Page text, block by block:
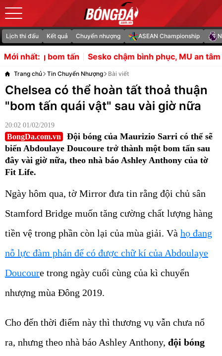
Lịch thi đấu Kết quả Chuyển nhượng ASEAN Championship
Mới nhất:
Sesko chậm bình phục, MU an tâm nhờ tiền sử ít chấn
Trang chủ Tin Chuyển Nhượng Bài viết
Chelsea có thể hoàn tất thoả thuận
"bom tấn quái vật" sau vài giờ nữa
20:02 01/02/2019
BongDa.com.vn
Đội bóng của Maurizio Sarri có thể sẽ
biến Abdoulaye Doucoure trở thành một bom tấn sau
đây vài giờ nữa, theo nhà báo Ashley Anthony của tờ
Fit Life.
Ngày hôm qua, tờ Mirror đưa tin rằng đội chủ sân
Stamford Bridge muốn tăng cường chất lượng hàng
tiền vệ trong phần còn lại của mùa giải. Và họ đang
nỗ lực đàm phán để có được chữ kí của Abdoulaye
Doucoure trong ngày cuối cùng của kì chuyển
nhượng mùa Đông 2019.
Cho đến thời điểm này thì thương vụ vẫn chưa nổ
ra, nhưng theo nhà báo Ashley Anthony, đội bóng